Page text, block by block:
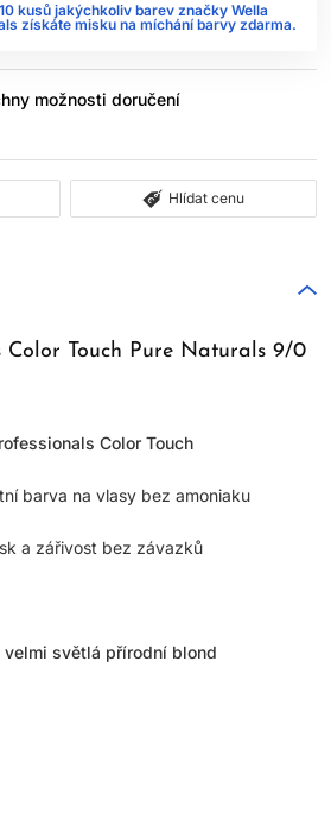
kusů jakýchkoliv barev značky Wella
získáte misku na míchání barvy zdarma.
možnosti doručení
Hlídat cenu
Color Touch Pure Naturals 9/0
Color Touch
barva na vlasy bez amoniaku
a zářivost bez závazků
světlá přírodní blond